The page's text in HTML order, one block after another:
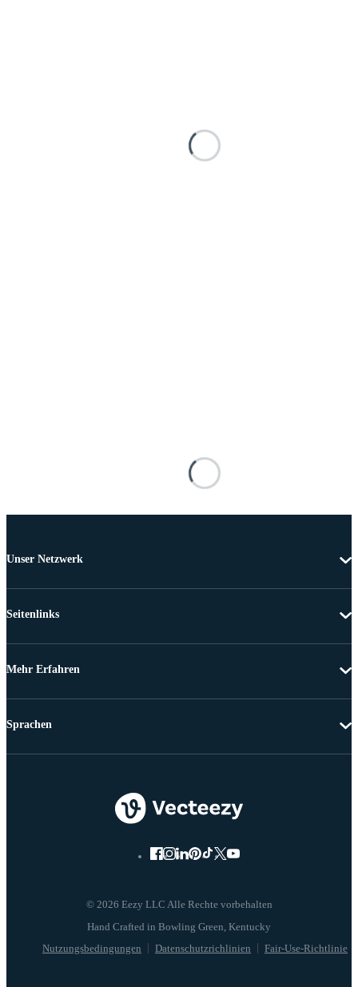
Unser Netzwerk
Seitenlinks
Mehr Erfahren
© 2026 Eezy LLC Alle Rechte vorbehalten
Nutzungsbedingungen Datenschutzrichlinien Fair-Use-Richtlinie
Sprachen